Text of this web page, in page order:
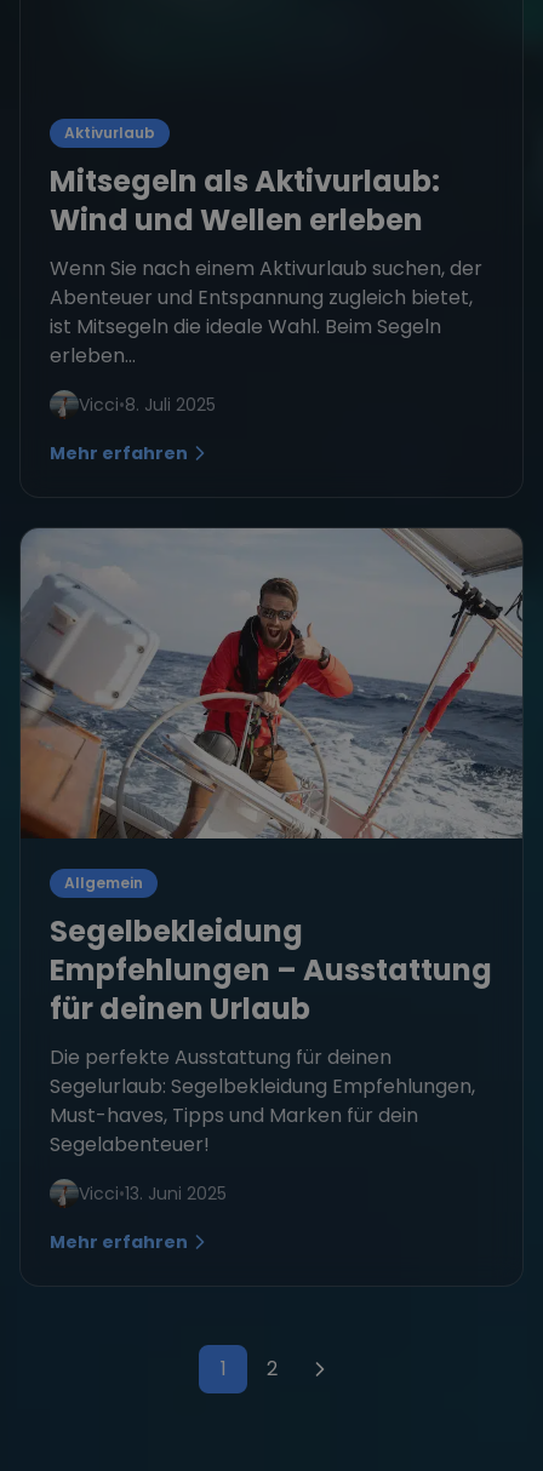
Aktivurlaub
Mitsegeln als Aktivurlaub:
Wind und Wellen erleben
Wenn Sie nach einem Aktivurlaub suchen, der
Abenteuer und Entspannung zugleich bietet,
ist Mitsegeln die ideale Wahl. Beim Segeln
erleben...
Vicci•8. Juli 2025
Mehr erfahren
Allgemein
Segelbekleidung
Empfehlungen – Ausstattung
für deinen Urlaub
Die perfekte Ausstattung für deinen
Segelurlaub: Segelbekleidung Empfehlungen,
Must-haves, Tipps und Marken für dein
Segelabenteuer!
Vicci•13. Juni 2025
Mehr erfahren
Seitennummerierung der
1 2